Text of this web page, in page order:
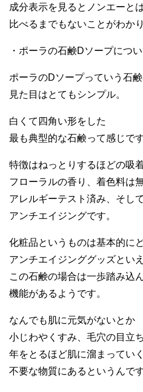
成分表示を見るとノンエーと
比べるまでもないことがわか
・ポーラの石鹸Dソープにつ
ポーラのDソープっていう石
見た目はとてもシンプル。
白くて四角い形をした
最も典型的な石鹸って感じです
特徴はねっとりするほどの吸着
フローラルの香り、着色料は無
アレルギーテスト済み、そして
アンチエイジングです。
化粧品というものは基本的に
アンチエイジンググッズとい
この石鹸の場合は一歩踏み込
機能があるようです。
なんでも肌に元気がないとか
小じわやくすみ、毛穴の目立
年をとるほど肌に溜まっていく
不要な物質にあるというんです